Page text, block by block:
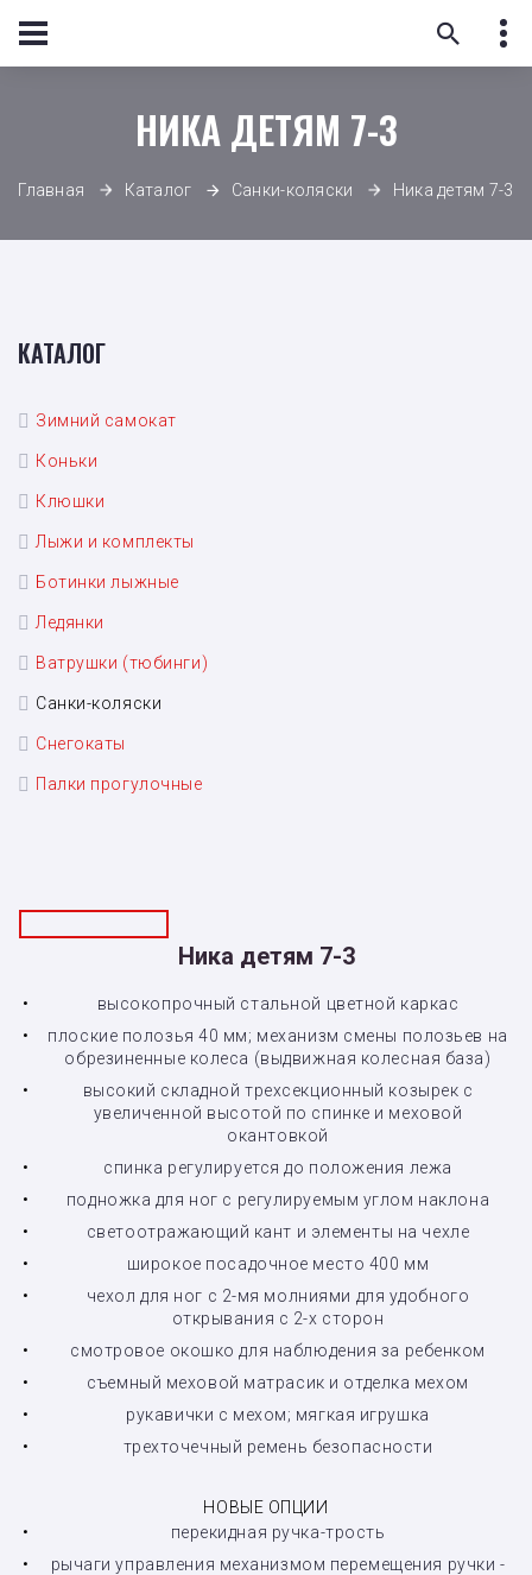
НИКА ДЕТЯМ 7-3
Главная Каталог Санки-коляски Ника детям 7-3
КАТАЛОГ
Зимний самокат
Коньки
Клюшки
Лыжи и комплекты
Ботинки лыжные
Ледянки
Ватрушки (тюбинги)
Санки-коляски
Снегокаты
Палки прогулочные
Ника детям 7-3
высокопрочный стальной цветной каркас
плоские полозья 40 мм; механизм смены полозьев на
обрезиненные колеса (выдвижная колесная база)
высокий складной трехсекционный козырек с
увеличенной высотой по спинке и меховой
окантовкой
спинка регулируется до положения лежа
подножка для ног с регулируемым углом наклона
светоотражающий кант и элементы на чехле
широкое посадочное место 400 мм
чехол для ног с 2-мя молниями для удобного
открывания с 2-х сторон
смотровое окошко для наблюдения за ребенком
съемный меховой матрасик и отделка мехом
рукавички с мехом; мягкая игрушка
трехточечный ремень безопасности
НОВЫЕ ОПЦИИ
перекидная ручка-трость
рычаги управления механизмом перемещения ручки -